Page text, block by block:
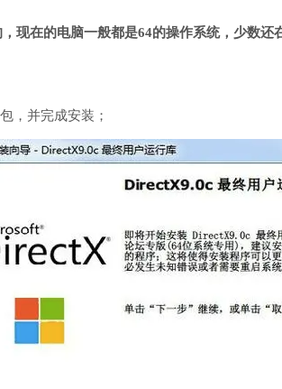
现在的电脑一般都是64的操作系统，少数还
，并完成安装；